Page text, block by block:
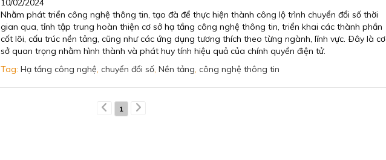
10/02/2024
Nhằm phát triển công nghệ thông tin, tạo đà để thực hiện thành công lộ trình chuyển đổi số thời
gian qua, tỉnh tập trung hoàn thiện cơ sở hạ tầng công nghệ thông tin, triển khai các thành phần
cốt lõi, cấu trúc nền tảng, cũng như các ứng dụng tương thích theo từng ngành, lĩnh vực. Ðây là cơ
sở quan trọng nhằm hình thành và phát huy tính hiệu quả của chính quyền điện tử.
Tag: Hạ tầng công nghệ, chuyển đổi số, Nền tảng, công nghệ thông tin
1